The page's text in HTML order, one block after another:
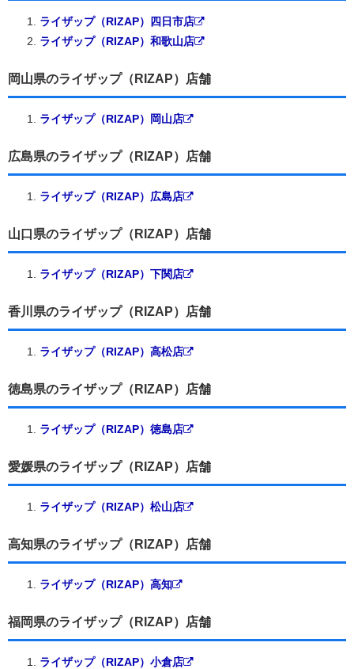
ライザップ（RIZAP）四日市店
ライザップ（RIZAP）和歌山店
岡山県のライザップ（RIZAP）店舗
ライザップ（RIZAP）岡山店
広島県のライザップ（RIZAP）店舗
ライザップ（RIZAP）広島店
山口県のライザップ（RIZAP）店舗
ライザップ（RIZAP）下関店
香川県のライザップ（RIZAP）店舗
ライザップ（RIZAP）高松店
徳島県のライザップ（RIZAP）店舗
ライザップ（RIZAP）徳島店
愛媛県のライザップ（RIZAP）店舗
ライザップ（RIZAP）松山店
高知県のライザップ（RIZAP）店舗
ライザップ（RIZAP）高知
福岡県のライザップ（RIZAP）店舗
ライザップ（RIZAP）小倉店